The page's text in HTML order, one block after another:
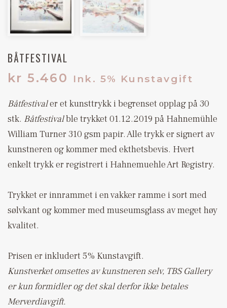
BÅTFESTIVAL
kr 5.460 Ink. 5% Kunstavgift
Båtfestivaler et kunsttrykk i begrenset opplag på 30
stk. Båtfestivalble trykket 01.12.2019 på Hahnemühle
William Turner 310 gsm papir. Alle trykk er signert av
kunstneren og kommer med ekthetsbevis. Hvert
enkelt trykk er registrert i Hahnemuehle Art Registry.
Trykket er innrammet i en vakker ramme i sort med
sølvkant og kommer med museumsglass av meget høy
kvalitet.
Prisen er inkludert 5% Kunstavgift.
Kunstverket omsettes av kunstneren selv, TBS Gallery
er kun formidler og det skal derfor ikke betales
Merverdiavgift.